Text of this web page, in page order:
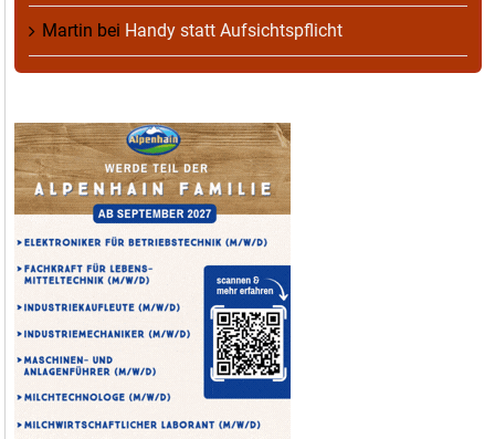
Martin bei Handy statt Aufsichtspflicht